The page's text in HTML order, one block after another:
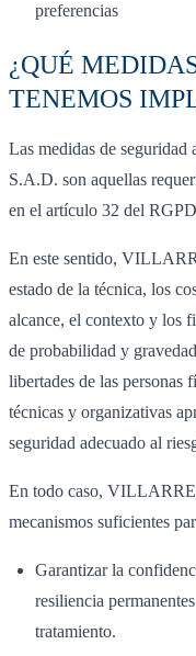
preferencias
¿QUÉ
TENEMOS
Las medidas de
S.A.D. son aquellas
en el artículo 32 del
En este sentido,
estado de la técnica, los
alcance, el contexto y los
de probabilidad y
libertades de las personas
técnicas y organizativas
seguridad adecuado al
En todo caso,
mecanismos suficientes
Garantizar la
resiliencia
tratamiento.